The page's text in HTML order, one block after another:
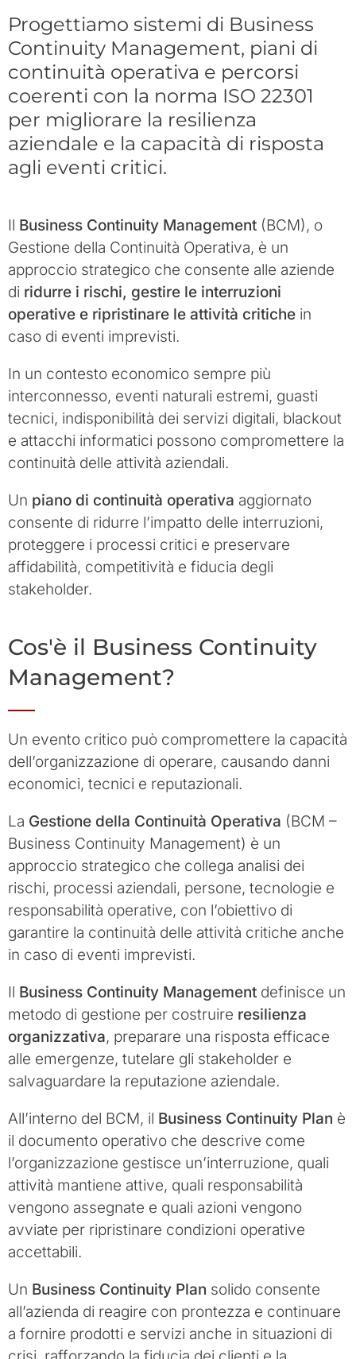
Progettiamo sistemi di Business
Continuity Management, piani di
continuità operativa e percorsi
coerenti con la norma ISO 22301
per migliorare la resilienza
aziendale e la capacità di risposta
agli eventi critici.
Il Business Continuity Management (BCM), o
Gestione della Continuità Operativa, è un
approccio strategico che consente alle aziende
di ridurre i rischi, gestire le interruzioni
operative e ripristinare le attività critiche in
caso di eventi imprevisti.
In un contesto economico sempre più
interconnesso, eventi naturali estremi, guasti
tecnici, indisponibilità dei servizi digitali, blackout
e attacchi informatici possono compromettere la
continuità delle attività aziendali.
Un piano di continuità operativa aggiornato
consente di ridurre l’impatto delle interruzioni,
proteggere i processi critici e preservare
affidabilità, competitività e fiducia degli
stakeholder.
Cos'è il Business Continuity
Management?
Un evento critico può compromettere la capacità
dell’organizzazione di operare, causando danni
economici, tecnici e reputazionali.
La Gestione della Continuità Operativa (BCM –
Business Continuity Management) è un
approccio strategico che collega analisi dei
rischi, processi aziendali, persone, tecnologie e
responsabilità operative, con l’obiettivo di
garantire la continuità delle attività critiche anche
in caso di eventi imprevisti.
Il Business Continuity Management definisce un
metodo di gestione per costruire resilienza
organizzativa, preparare una risposta efficace
alle emergenze, tutelare gli stakeholder e
salvaguardare la reputazione aziendale.
All’interno del BCM, il Business Continuity Plan è
il documento operativo che descrive come
l’organizzazione gestisce un’interruzione, quali
attività mantiene attive, quali responsabilità
vengono assegnate e quali azioni vengono
avviate per ripristinare condizioni operative
accettabili.
Un Business Continuity Plan solido consente
all’azienda di reagire con prontezza e continuare
a fornire prodotti e servizi anche in situazioni di